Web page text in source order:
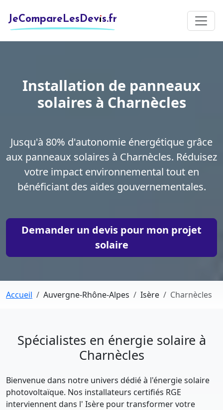
JeCompareLesDevis.fr
Installation de panneaux
solaires à Charnècles
Jusqu'à 80% d'autonomie énergétique grâce
aux panneaux solaires à Charnècles. Réduisez
votre impact environnemental tout en
bénéficiant des aides gouvernementales.
Demander un devis pour mon projet
solaire
Accueil Auvergne-Rhône-Alpes Isère Charnècles
Spécialistes en énergie solaire à
Charnècles
Bienvenue dans notre univers dédié à l'énergie solaire
photovoltaïque. Nos installateurs certifiés RGE
interviennent dans l' Isère pour transformer votre